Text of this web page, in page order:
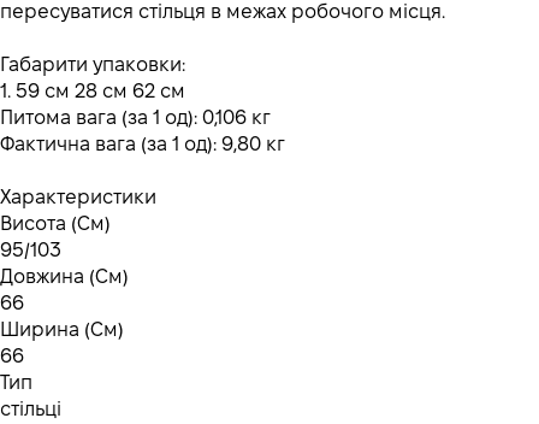
пересуватися стільця в межах робочого місця.
Габарити упаковки:
1. 59 см 28 см 62 см
Питома вага (за 1 од): 0,106 кг
Фактична вага (за 1 од): 9,80 кг
Характеристики
Висота (См)
95/103
Довжина (См)
66
Ширина (См)
66
Тип
стільці